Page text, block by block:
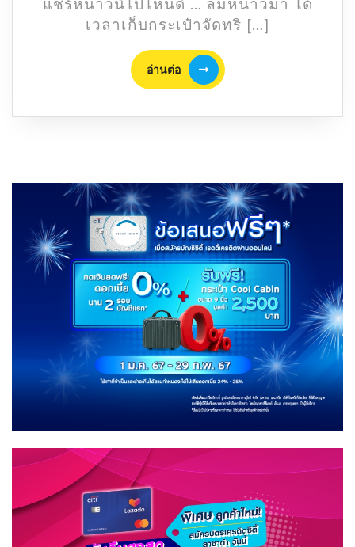
ชิ
ล
ลม
หนาว
ฟิน
สาย
เที่ยว
ไหน
ดี
เวลาเก็บกระเป๋าจัดทริ […]
อ่านต่อ
อ่าน
ต่อ